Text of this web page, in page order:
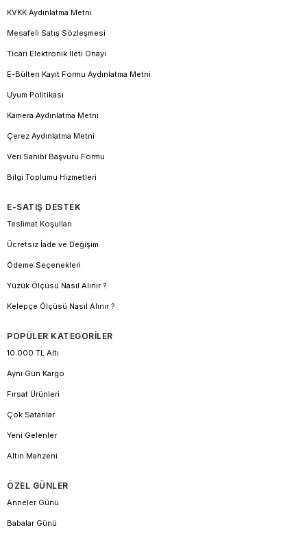
KVKK Aydınlatma Metni
Mesafeli Satış Sözleşmesi
Ticari Elektronik İleti Onayı
E-Bülten Kayıt Formu Aydınlatma Metni
Uyum Politikası
Kamera Aydınlatma Metni
Çerez Aydınlatma Metni
Veri Sahibi Başvuru Formu
Bilgi Toplumu Hizmetleri
E-SATIŞ DESTEK
Teslimat Koşulları
Ücretsiz İade ve Değişim
Ödeme Seçenekleri
Yüzük Ölçüsü Nasıl Alınır ?
Kelepçe Ölçüsü Nasıl Alınır ?
POPÜLER KATEGORİLER
10.000 TL Altı
Aynı Gün Kargo
Fırsat Ürünleri
Çok Satanlar
Yeni Gelenler
Altın Mahzeni
ÖZEL GÜNLER
Anneler Günü
Babalar Günü